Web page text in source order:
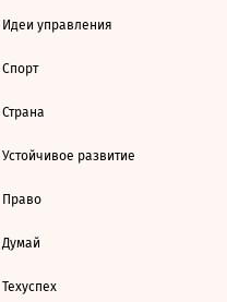
Идеи управления
Спорт
Страна
Устойчивое развитие
Право
Думай
Техуспех